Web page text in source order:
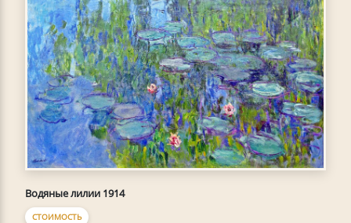
Водяные лилии 1914
СТОИМОСТЬ